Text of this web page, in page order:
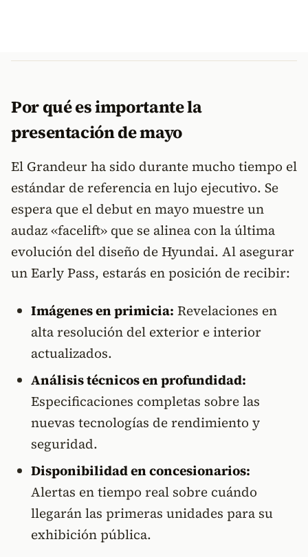
Por qué es importante la
presentación de mayo
El Grandeur ha sido durante mucho tiempo el
estándar de referencia en lujo ejecutivo. Se
espera que el debut en mayo muestre un
audaz «facelift» que se alinea con la última
evolución del diseño de Hyundai. Al asegurar
un Early Pass, estarás en posición de recibir:
Imágenes en primicia: Revelaciones en
alta resolución del exterior e interior
actualizados.
Análisis técnicos en profundidad:
Especificaciones completas sobre las
nuevas tecnologías de rendimiento y
seguridad.
Disponibilidad en concesionarios:
Alertas en tiempo real sobre cuándo
llegarán las primeras unidades para su
exhibición pública.